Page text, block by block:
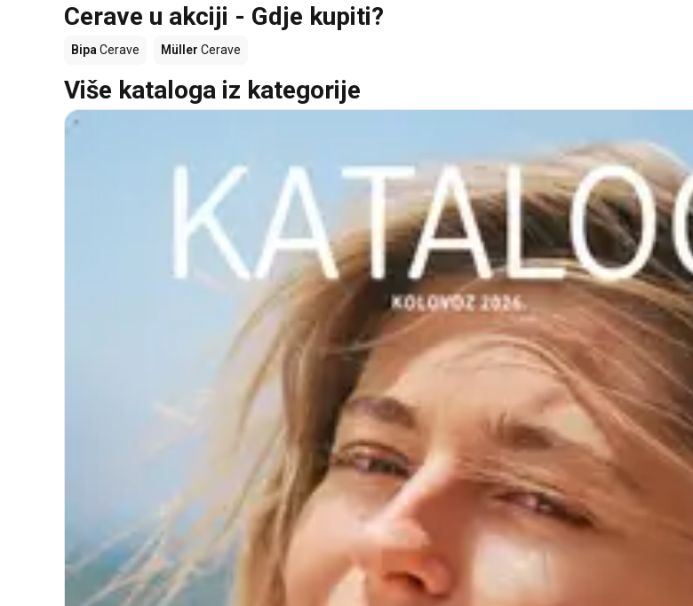
Cerave u akciji - Gdje kupiti?
Bipa Cerave Müller Cerave
Više kataloga iz kategorije